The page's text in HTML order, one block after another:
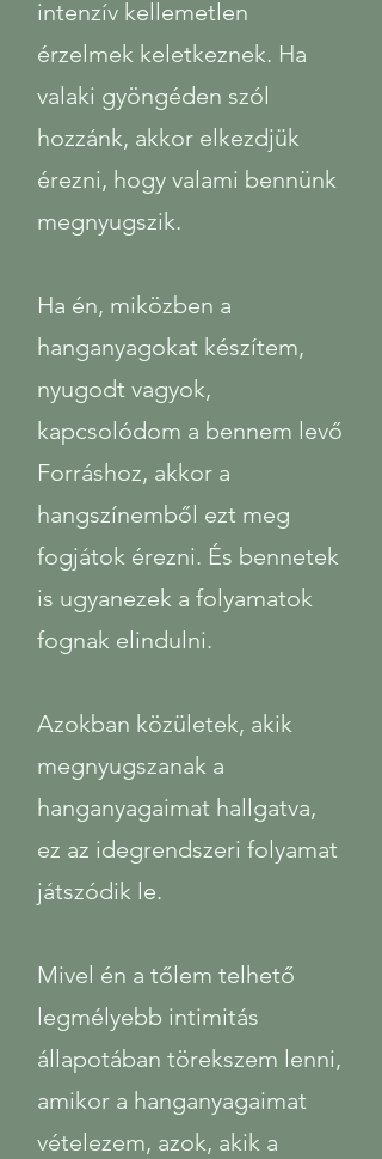
intenzív kellemetlen
érzelmek keletkeznek. Ha
valaki gyöngéden szól
hozzánk, akkor elkezdjük
érezni, hogy valami bennünk
megnyugszik.
Ha én, miközben a
hanganyagokat készítem,
nyugodt vagyok,
kapcsolódom a bennem levő
Forráshoz, akkor a
hangszínemből ezt meg
fogjátok érezni. És bennetek
is ugyanezek a folyamatok
fognak elindulni.
Azokban közületek, akik
megnyugszanak a
hanganyagaimat hallgatva,
ez az idegrendszeri folyamat
játszódik le.
Mivel én a tőlem telhető
legmélyebb intimitás
állapotában törekszem lenni,
amikor a hanganyagaimat
vételezem, azok, akik a